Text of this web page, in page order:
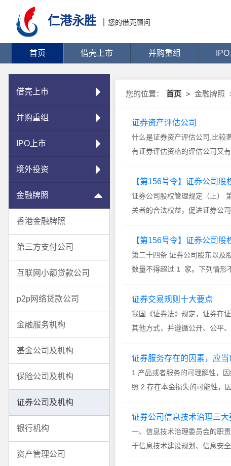
仁港永胜 您的借壳顾问
首页 借壳上市 并购重组
借壳上市
并购重组
IPO上市
境外投资
金融牌照
香港金融牌照
第三方支付公司
互联网小额贷款公司
p2p网络贷款公司
金融服务机构
基金公司及机构
保险公司及机构
证券公司及机构
银行机构
资产管理公司
您的位置： 首页 > 金融牌照
证券资产评估公司
什么是证券资产评估公司,比较
有证券评估资格的评估公司又
【第156号令】证券公司股
证券公司股权管理规定（上）
关者的合法权益，促进证券公
【第156号令】证券公司股
第二十四条 证券公司股东以及
数量不得超过 1 家。下列情形
证券交易规则十大要点
我国《证券法》规定，证券在
其他方式，并遵循公开、公平
证券服务存在的因素，应
1.产品或者服务的可理解性，
照 2.存在本金损失的可能性，
证券公司信息技术治理三
一、信息技术治理委员会的职
于信息技术建设规划、信息安